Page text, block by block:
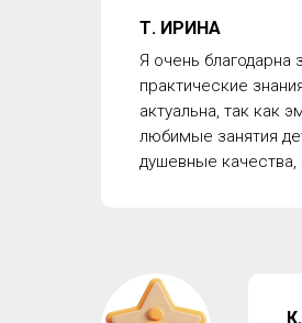
Т. ИРИНА
Я очень благодарна
практические
актуальна, так как
любимые занятия
душевные